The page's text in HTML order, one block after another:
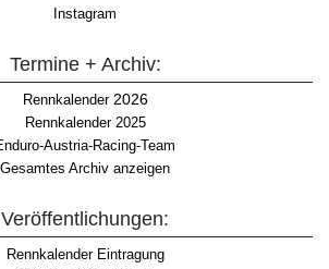
Instagram
Termine + Archiv:
Rennkalender2026
Rennkalender 2025
Austria-Racing-Team
Gesamtes Archiv anzeigen
Veröffentlichungen:
Rennkalender Eintragung